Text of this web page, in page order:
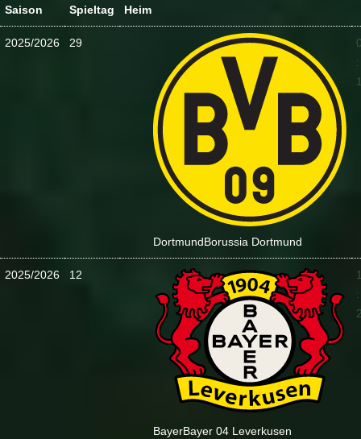
Saison Spieltag Heim
2025/2026 29
DortmundBorussia Dortmund
:
2025/2026 12
BayerBayer 04 Leverkusen
: